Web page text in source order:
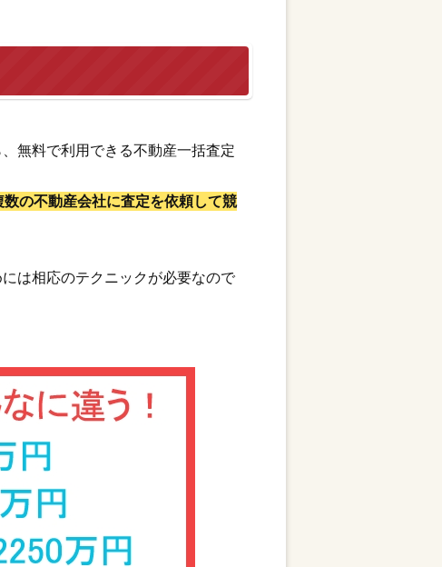
無料で利用できる不動産一括査定
数の不動産会社に査定を依頼して競
は相応のテクニックが必要なので